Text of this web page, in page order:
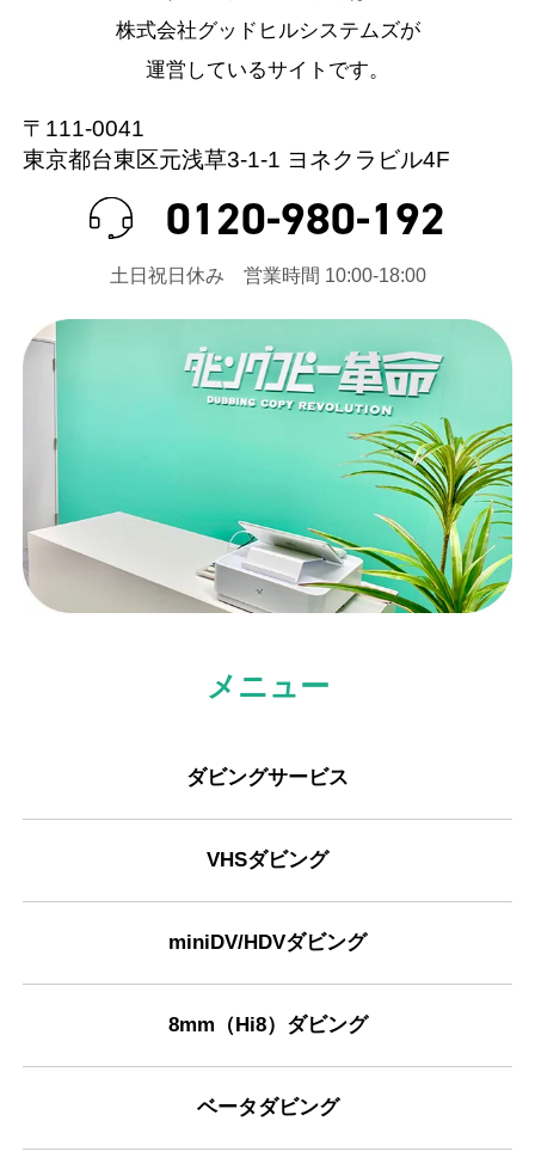
株式会社グッドヒルシステムズが
運営しているサイトです。
〒111-0041
東京都台東区元浅草3-1-1 ヨネクラビル4F
0120-980-192
⼟⽇祝⽇休み 営業時間 10:00-18:00
メニュー
ダビングサービス
VHSダビング
miniDV/HDVダビング
8mm（Hi8）ダビング
ベータダビング